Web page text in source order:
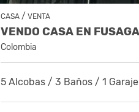
CASA / VENTA
Colombia
5 Alcobas / 3 Baños / 1